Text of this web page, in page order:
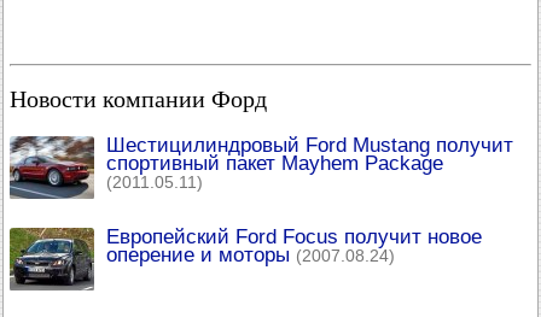
Новости компании Форд
Шестицилиндровый Ford Mustang получит
спортивный пакет Mayhem Package
(2011.05.11)
Европейский Ford Focus получит новое
оперение и моторы (2007.08.24)